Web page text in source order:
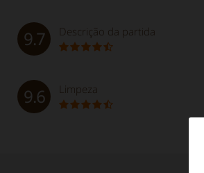
9.7 Descrição da partida
9.6 Limpeza